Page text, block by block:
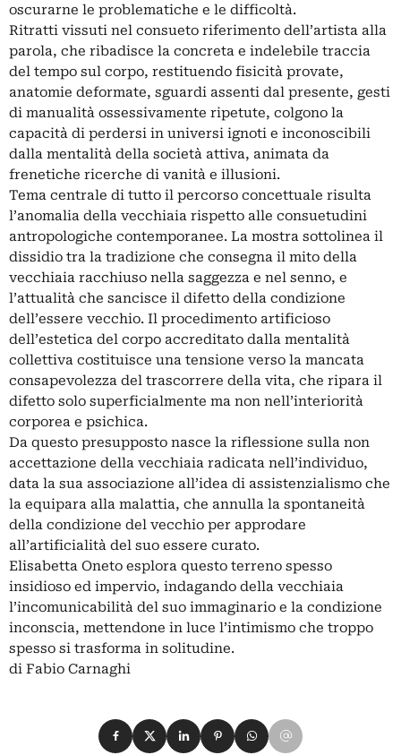
oscurarne le problematiche e le difficoltà.
Ritratti vissuti nel consueto riferimento dell’artista alla
parola, che ribadisce la concreta e indelebile traccia
del tempo sul corpo, restituendo fisicità provate,
anatomie deformate, sguardi assenti dal presente, gesti
di manualità ossessivamente ripetute, colgono la
capacità di perdersi in universi ignoti e inconoscibili
dalla mentalità della società attiva, animata da
frenetiche ricerche di vanità e illusioni.
Tema centrale di tutto il percorso concettuale risulta
l’anomalia della vecchiaia rispetto alle consuetudini
antropologiche contemporanee. La mostra sottolinea il
dissidio tra la tradizione che consegna il mito della
vecchiaia racchiuso nella saggezza e nel senno, e
l’attualità che sancisce il difetto della condizione
dell’essere vecchio. Il procedimento artificioso
dell’estetica del corpo accreditato dalla mentalità
collettiva costituisce una tensione verso la mancata
consapevolezza del trascorrere della vita, che ripara il
difetto solo superficialmente ma non nell’interiorità
corporea e psichica.
Da questo presupposto nasce la riflessione sulla non
accettazione della vecchiaia radicata nell’individuo,
data la sua associazione all’idea di assistenzialismo che
la equipara alla malattia, che annulla la spontaneità
della condizione del vecchio per approdare
all’artificialità del suo essere curato.
Elisabetta Oneto esplora questo terreno spesso
insidioso ed impervio, indagando della vecchiaia
l’incomunicabilità del suo immaginario e la condizione
inconscia, mettendone in luce l’intimismo che troppo
spesso si trasforma in solitudine.
di Fabio Carnaghi
Condividi su Facebook
Condividi su X
Condividi su LinkedIn
Condividi su Pinterest
Condividi su WhatsApp
Condividi su Email